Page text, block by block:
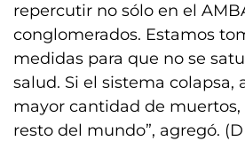
repercutir no sólo en el
conglomerados. Estamos
medidas para que no se
salud. Si el sistema colapsa,
mayor cantidad de muertos,
resto del mundo”, agregó.